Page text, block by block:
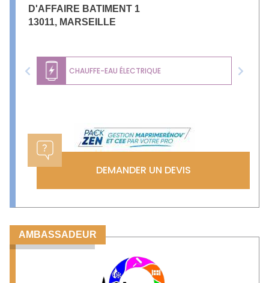
D'AFFAIRE BATIMENT 1
13011, MARSEILLE
CHAUFFE-EAU ÉLECTRIQUE
Previous Next
DEMANDER UN DEVIS
AMBASSADEUR